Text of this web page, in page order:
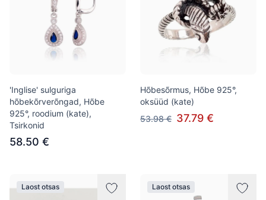
'Inglise' sulguriga
hõbekõrverõngad, Hõbe
925°, roodium (kate),
Tsirkonid
58.50 €
Hõbesõrmus, Hõbe 925°,
oksüüd (kate)
53.98 € 37.79 €
Laost otsas Laost otsas